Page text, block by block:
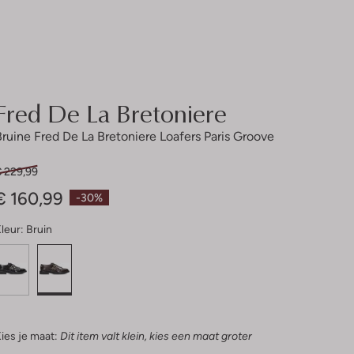
De La Bretoniere
Fred De La Bretoniere Loafers Paris Groove
-30%
229,99
160,99
Bruin
je maat: Dit item valt klein, kies een maat groter